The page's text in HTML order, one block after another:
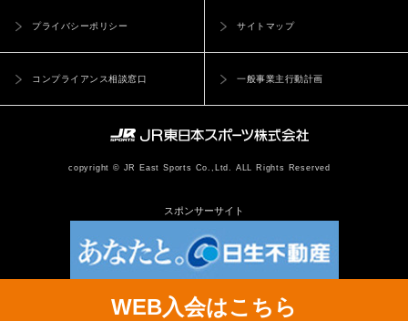
WEB入会はこちら
copyright © JR East Sports Co.,Ltd. ALL Rights Reserved
プライバシーポリシー サイトマップ
コンプライアンス相談窓口 一般事業主行動計画
スポンサーサイト